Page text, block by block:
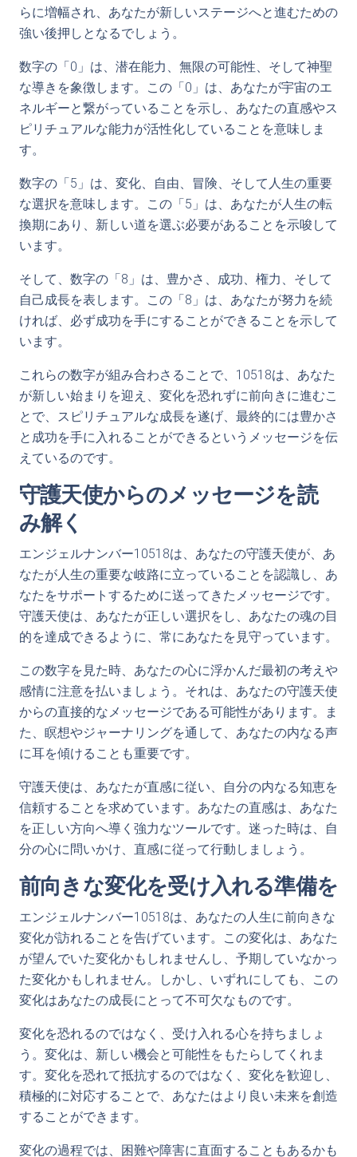
らに増幅され、あなたが新しいステージへと進むための
強い後押しとなるでしょう。
数字の「0」は、潜在能力、無限の可能性、そして神聖
な導きを象徴します。この「0」は、あなたが宇宙のエ
ネルギーと繋がっていることを示し、あなたの直感やス
ピリチュアルな能力が活性化していることを意味しま
す。
数字の「5」は、変化、自由、冒険、そして人生の重要
な選択を意味します。この「5」は、あなたが人生の転
換期にあり、新しい道を選ぶ必要があることを示唆して
います。
そして、数字の「8」は、豊かさ、成功、権力、そして
自己成長を表します。この「8」は、あなたが努力を続
ければ、必ず成功を手にすることができることを示して
います。
これらの数字が組み合わさることで、10518は、あなた
が新しい始まりを迎え、変化を恐れずに前向きに進むこ
とで、スピリチュアルな成長を遂げ、最終的には豊かさ
と成功を手に入れることができるというメッセージを伝
えているのです。
守護天使からのメッセージを読
み解く
エンジェルナンバー10518は、あなたの守護天使が、あ
なたが人生の重要な岐路に立っていることを認識し、あ
なたをサポートするために送ってきたメッセージです。
守護天使は、あなたが正しい選択をし、あなたの魂の目
的を達成できるように、常にあなたを見守っています。
この数字を見た時、あなたの心に浮かんだ最初の考えや
感情に注意を払いましょう。それは、あなたの守護天使
からの直接的なメッセージである可能性があります。ま
た、瞑想やジャーナリングを通して、あなたの内なる声
に耳を傾けることも重要です。
守護天使は、あなたが直感に従い、自分の内なる知恵を
信頼することを求めています。あなたの直感は、あなた
を正しい方向へ導く強力なツールです。迷った時は、自
分の心に問いかけ、直感に従って行動しましょう。
前向きな変化を受け入れる準備を
エンジェルナンバー10518は、あなたの人生に前向きな
変化が訪れることを告げています。この変化は、あなた
が望んでいた変化かもしれませんし、予期していなかっ
た変化かもしれません。しかし、いずれにしても、この
変化はあなたの成長にとって不可欠なものです。
変化を恐れるのではなく、受け入れる心を持ちましょ
う。変化は、新しい機会と可能性をもたらしてくれま
す。変化を恐れて抵抗するのではなく、変化を歓迎し、
積極的に対応することで、あなたはより良い未来を創造
することができます。
変化の過程では、困難や障害に直面することもあるかも